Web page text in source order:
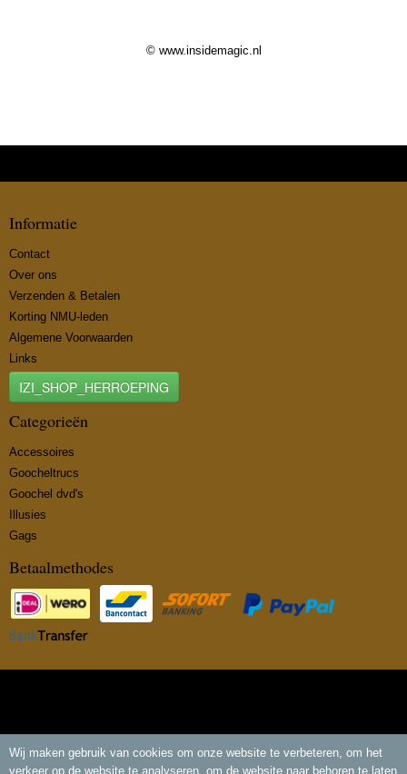
© www.insidemagic.nl
Informatie
Contact
Over ons
Verzenden & Betalen
Korting NMU-leden
Algemene Voorwaarden
Links
IZI_SHOP_HERROEPING
Categorieën
Accessoires
Goocheltrucs
Goochel dvd's
Illusies
Gags
Betaalmethodes
Wij maken gebruik van cookies om onze website te verbeteren, om het
verkeer op de website te analyseren, om de website naar behoren te laten